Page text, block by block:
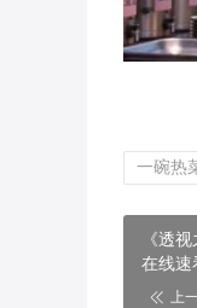
一碗热
《透
在线速
上